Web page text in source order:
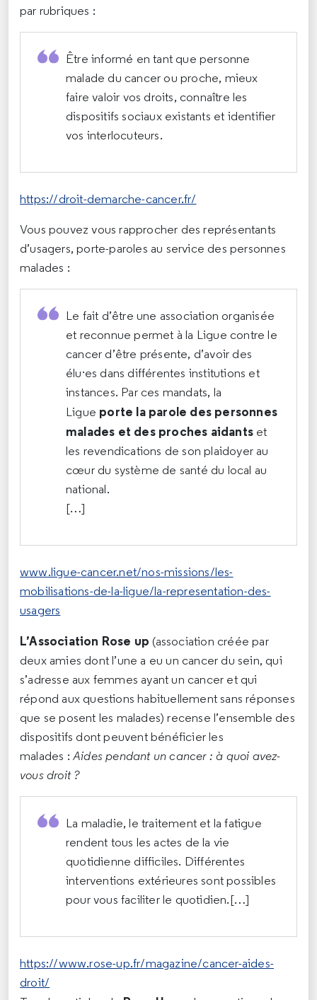
par rubriques :
Être informé en tant que personne
malade du cancer ou proche, mieux
faire valoir vos droits, connaître les
dispositifs sociaux existants et identifier
vos interlocuteurs.
https://droit-demarche-cancer.fr/
Vous pouvez vous rapprocher des représentants
d’usagers, porte-paroles au service des personnes
malades :
Le fait d’être une association organisée
et reconnue permet à la Ligue contre le
cancer d’être présente, d’avoir des
élu·es dans différentes institutions et
instances. Par ces mandats, la
Ligue porte la parole des personnes
malades et des proches aidants et
les revendications de son plaidoyer au
cœur du système de santé du local au
national.
[…]
www.ligue-cancer.net/nos-missions/les-
mobilisations-de-la-ligue/la-representation-des-
usagers
L’Association Rose up (association créée par
deux amies dont l’une a eu un cancer du sein, qui
s’adresse aux femmes ayant un cancer et qui
répond aux questions habituellement sans réponses
que se posent les malades) recense l’ensemble des
dispositifs dont peuvent bénéficier les
malades : Aides pendant un cancer : à quoi avez-
vous droit ?
La maladie, le traitement et la fatigue
rendent tous les actes de la vie
quotidienne difficiles. Différentes
interventions extérieures sont possibles
pour vous faciliter le quotidien.[…]
https://www.rose-up.fr/magazine/cancer-aides-
droit/